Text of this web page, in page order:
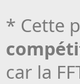
* Cette
car la